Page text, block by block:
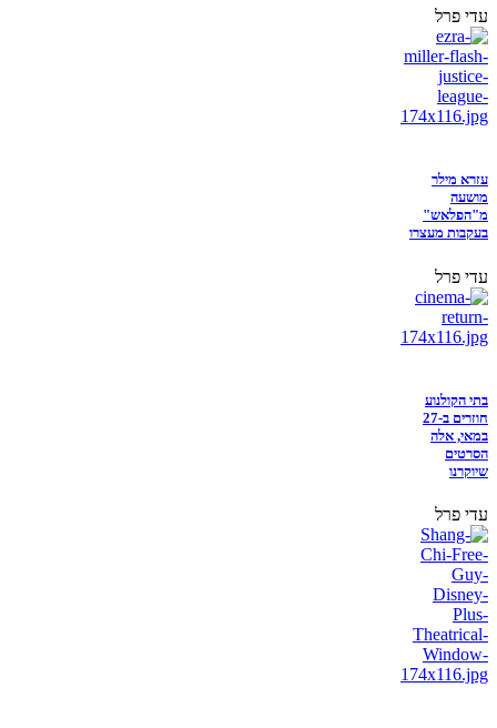
עדי פרל
עזרא מילר
מושעה
מ"הפלאש"
בעקבות מעצרו
עדי פרל
בתי הקולנוע
חוזרים ב-27
במאי, אלה
הסרטים
שיוקרנו
עדי פרל